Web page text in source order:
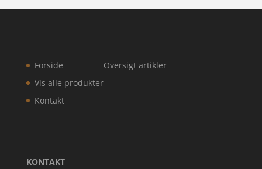
Forside
Vis alle produkter
Kontakt
Oversigt artikler
KONTAKT